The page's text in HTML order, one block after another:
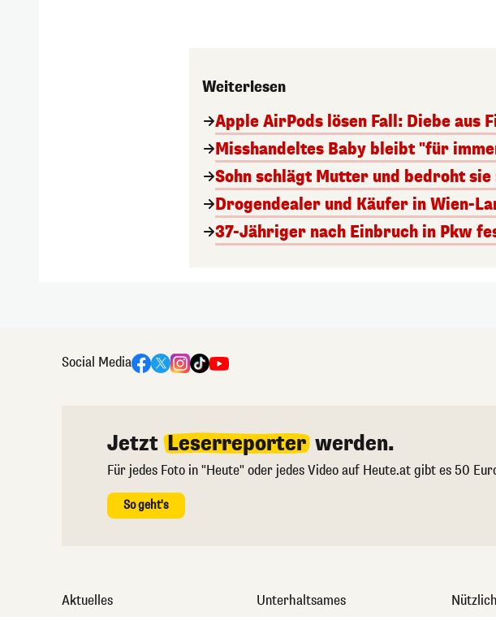
Weiterlesen
Apple AirPods lösen Fall: Diebe aus
Misshandeltes Baby bleibt "für
Sohn schlägt Mutter und bedroht
Drogendealer und Käufer in Wien-
37-Jähriger nach Einbruch in Pkw
Social Media
Jetzt Leserreporter werden.
Für jedes Foto in "Heute" oder jedes Video auf Heute.at gibt es 50
So geht's
Aktuelles Unterhaltsames